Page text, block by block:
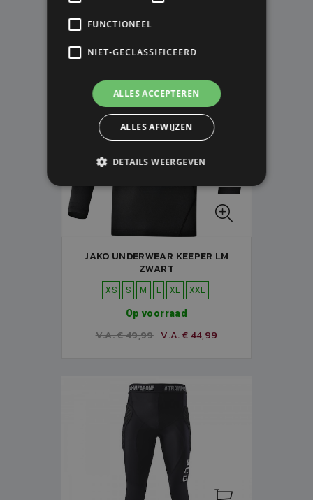
V.A. € 49,99 V.A. € 44,99
JAKO UNDERWEAR KEEPER LM
ZWART
XS S M L XL XXL
Op voorraad
V.A. € 49,99 V.A. € 44,99
FUNCTIONEEL
NIET-GECLASSIFICEERD
ALLES ACCEPTEREN
ALLES AFWIJZEN
DETAILS WEERGEVEN